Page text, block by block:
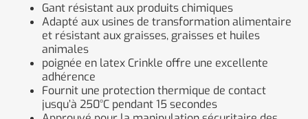
Gant résistant aux produits chimiques
Adapté aux usines de transformation alimentaire
et résistant aux graisses, graisses et huiles
animales
poignée en latex Crinkle offre une excellente
adhérence
Fournit une protection thermique de contact
jusqu’à 250°C pendant 15 secondes